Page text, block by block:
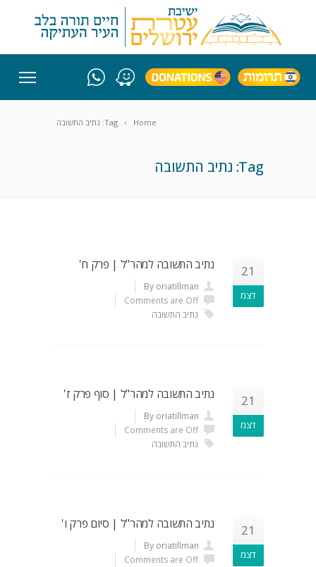
Home Tag: נתיב התשובה
Tag: נתיב התשובה
21
דצמ
נתיב התשובה למהר"ל | פרק ח'
By oriatillman
Comments are Off
נתיב התשובה
21
דצמ
נתיב התשובה למהר"ל | סוף פרק ז'
By oriatillman
Comments are Off
נתיב התשובה
21
דצמ
נתיב התשובה למהר"ל | סיום פרק ו'
By oriatillman
Comments are Off